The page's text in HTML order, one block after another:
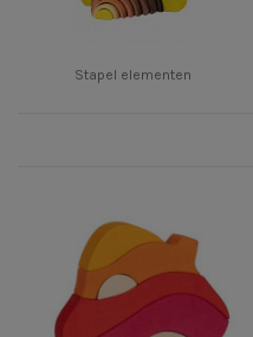
Stapel elementen